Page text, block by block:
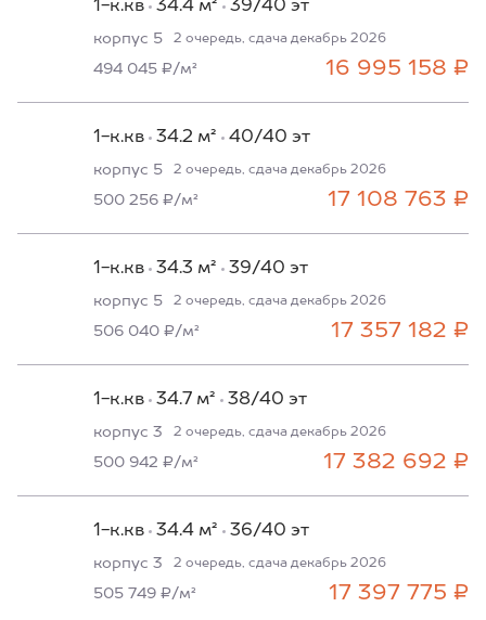
1-к.кв 34.4 м² 39/40 эт
корпус 5 2 очередь, сдача декабрь 2026
16 995 158 ₽
494 045 ₽/м²
1-к.кв 34.2 м² 40/40 эт
корпус 5 2 очередь, сдача декабрь 2026
17 108 763 ₽
500 256 ₽/м²
1-к.кв 34.3 м² 39/40 эт
корпус 5 2 очередь, сдача декабрь 2026
17 357 182 ₽
506 040 ₽/м²
1-к.кв 34.7 м² 38/40 эт
корпус 3 2 очередь, сдача декабрь 2026
17 382 692 ₽
500 942 ₽/м²
1-к.кв 34.4 м² 36/40 эт
корпус 3 2 очередь, сдача декабрь 2026
17 397 775 ₽
505 749 ₽/м²